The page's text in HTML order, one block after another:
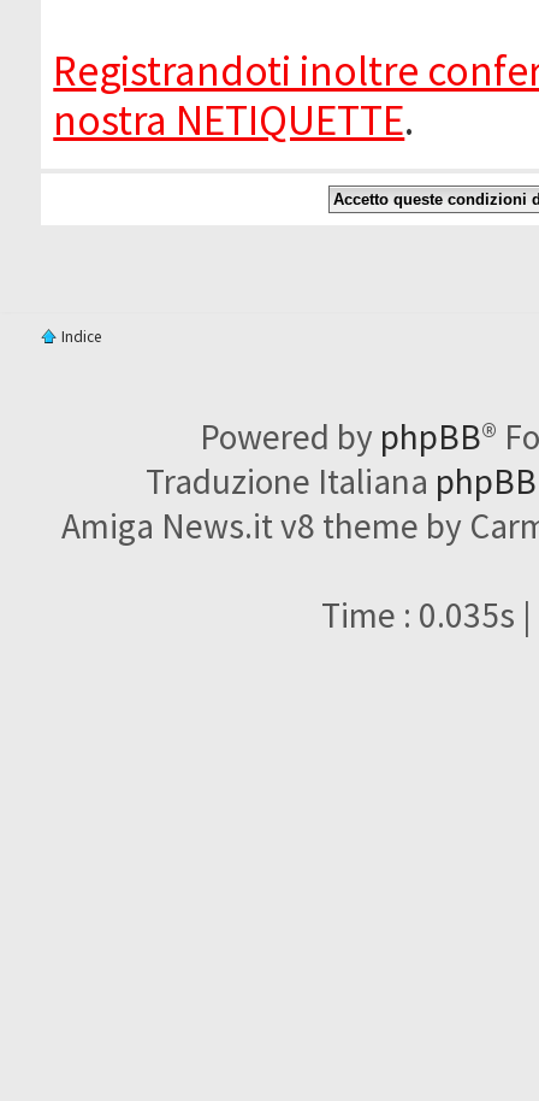
Registrandoti inoltre
nostra NETIQUETTE.
Indice
Powered by phpBB®
Traduzione Italiana
Amiga News.it v8 theme by
Time : 0.035s